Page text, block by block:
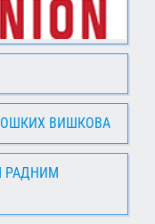
ВИШКОВА
РАДНИМ